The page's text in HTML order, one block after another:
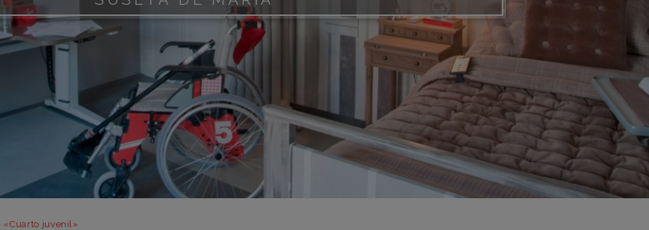
madrid 2015
madrid 2014
madrid 2013
barcelona 2012
otras ediciones
«Cuarto juvenil»